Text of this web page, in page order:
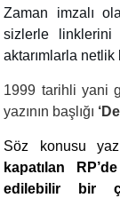
Zaman imzalı
sizlerle linklerini
aktarımlarla netlik
1999 tarihli yani
yazının başlığı
Söz konusu
kapatılan
edilebilir bir